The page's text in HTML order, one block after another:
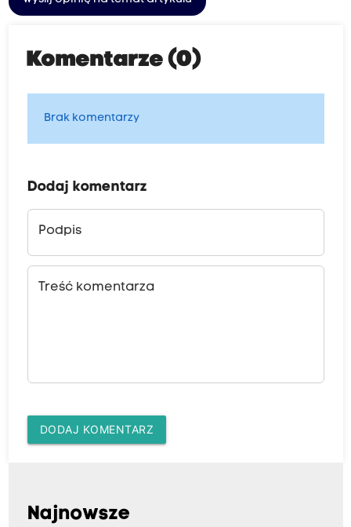
Komentarze (0)
Brak komentarzy
Dodaj komentarz
Podpis
Treść komentarza
DODAJ KOMENTARZ
Najnowsze